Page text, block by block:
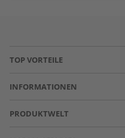
TOP VORTEILE
INFORMATIONEN
PRODUKTWELT